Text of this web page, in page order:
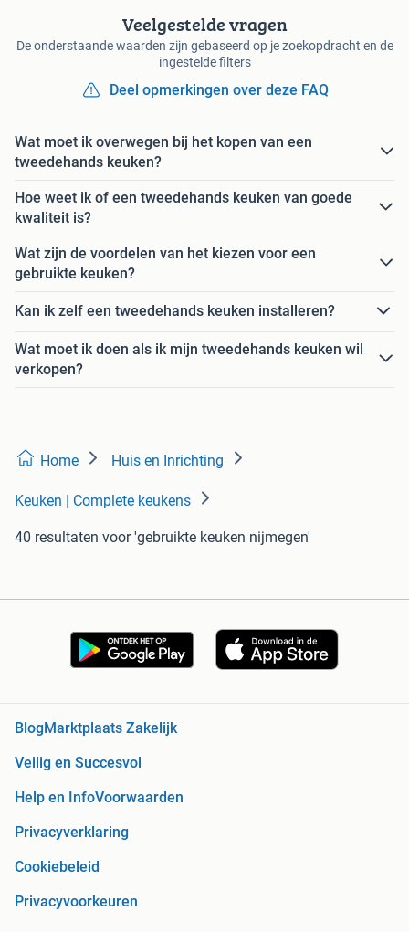
Veelgestelde vragen
De onderstaande waarden zijn gebaseerd op je zoekopdracht en de
ingestelde filters
Deel opmerkingen over deze FAQ
Wat moet ik overwegen bij het kopen van een
tweedehands keuken?
Hoe weet ik of een tweedehands keuken van goede
kwaliteit is?
Wat zijn de voordelen van het kiezen voor een
gebruikte keuken?
Kan ik zelf een tweedehands keuken installeren?
Wat moet ik doen als ik mijn tweedehands keuken wil
verkopen?
Home Huis en Inrichting
Keuken | Complete keukens
40 resultaten voor 'gebruikte keuken nijmegen'
BlogMarktplaats Zakelijk
Veilig en Succesvol
Help en InfoVoorwaarden
Privacyverklaring
Cookiebeleid
Privacyvoorkeuren